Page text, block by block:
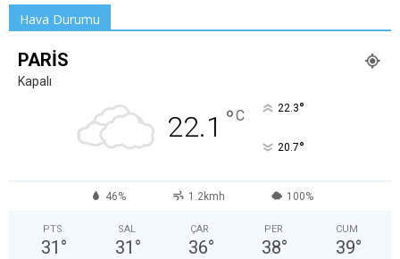
Hava Durumu
PARIS
Kapalı
22.1 °C 22.3°
20.7°
46% 1.2kmh 100%
PTS
31 °
SAL
31 °
ÇAR
36°
PER
38°
CUM
39°